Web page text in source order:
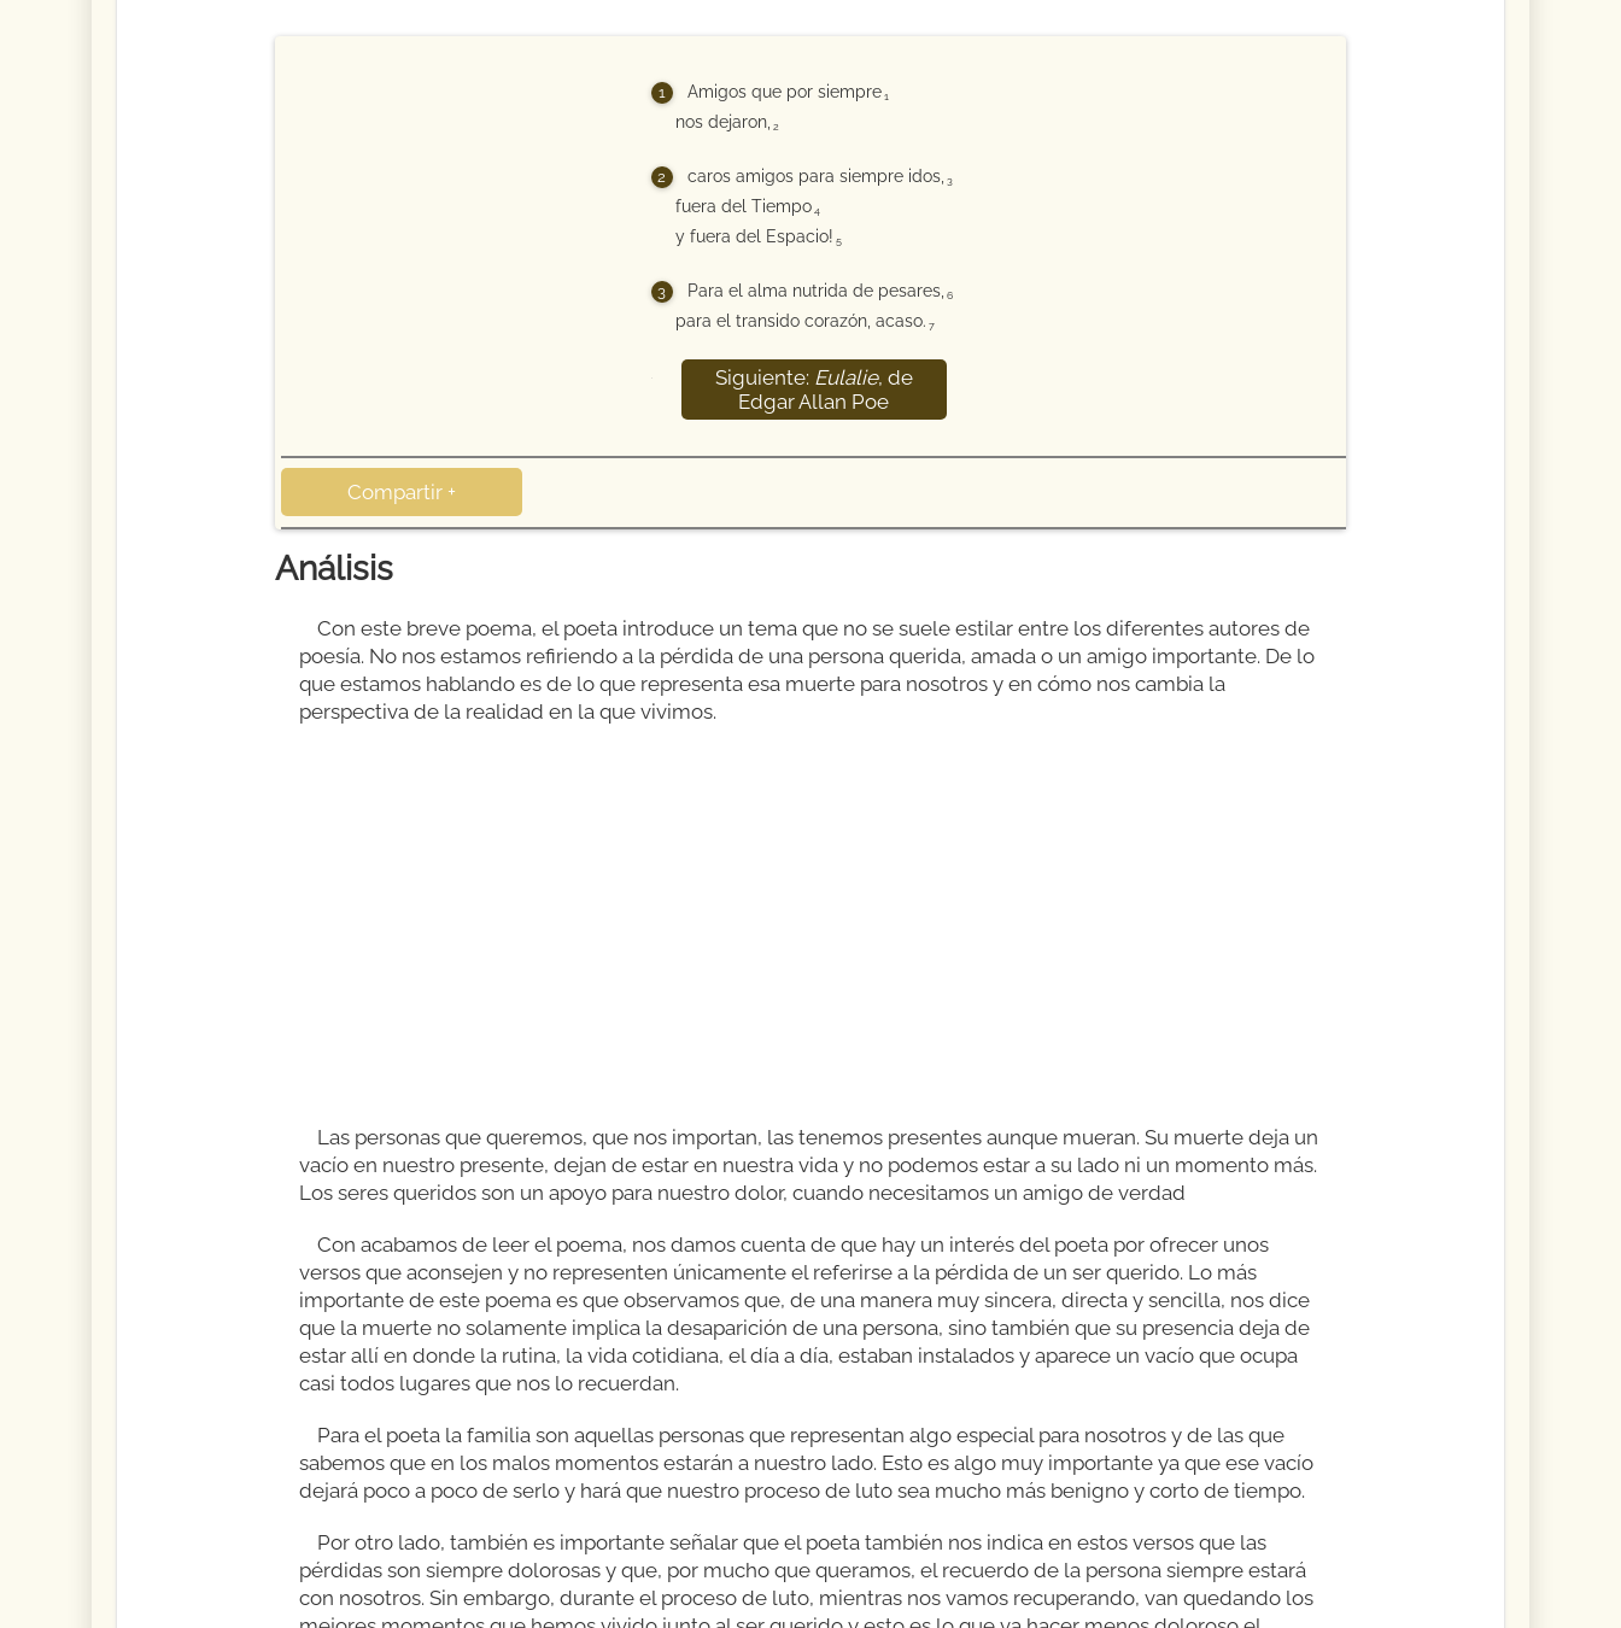
Amigos que por siempre 1
nos dejaron, 2
caros amigos para siempre idos, 3
fuera del Tiempo 4
y fuera del Espacio! 5
Para el alma nutrida de pesares, 6
para el transido corazón, acaso. 7
Siguiente: Eulalie, de
Edgar Allan Poe
Compartir +
Análisis
Con este breve poema, el poeta introduce un tema que no se suele estilar entre los diferentes autores de
poesía. No nos estamos refiriendo a la pérdida de una persona querida, amada o un amigo importante. De lo
que estamos hablando es de lo que representa esa muerte para nosotros y en cómo nos cambia la
perspectiva de la realidad en la que vivimos.
Las personas que queremos, que nos importan, las tenemos presentes aunque mueran. Su muerte deja un
vacío en nuestro presente, dejan de estar en nuestra vida y no podemos estar a su lado ni un momento más.
Los seres queridos son un apoyo para nuestro dolor, cuando necesitamos un amigo de verdad
Con acabamos de leer el poema, nos damos cuenta de que hay un interés del poeta por ofrecer unos
versos que aconsejen y no representen únicamente el referirse a la pérdida de un ser querido. Lo más
importante de este poema es que observamos que, de una manera muy sincera, directa y sencilla, nos dice
que la muerte no solamente implica la desaparición de una persona, sino también que su presencia deja de
estar allí en donde la rutina, la vida cotidiana, el día a día, estaban instalados y aparece un vacío que ocupa
casi todos lugares que nos lo recuerdan.
Para el poeta la familia son aquellas personas que representan algo especial para nosotros y de las que
sabemos que en los malos momentos estarán a nuestro lado. Esto es algo muy importante ya que ese vacío
dejará poco a poco de serlo y hará que nuestro proceso de luto sea mucho más benigno y corto de tiempo.
Por otro lado, también es importante señalar que el poeta también nos indica en estos versos que las
pérdidas son siempre dolorosas y que, por mucho que queramos, el recuerdo de la persona siempre estará
con nosotros. Sin embargo, durante el proceso de luto, mientras nos vamos recuperando, van quedando los